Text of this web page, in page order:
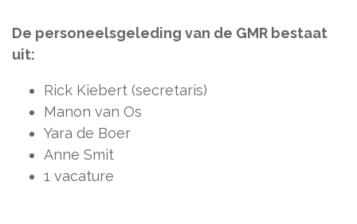
De personeelsgeleding van de GMR bestaat
uit:
Rick Kiebert (secretaris)
Manon van Os
Yara de Boer
Anne Smit
1 vacature